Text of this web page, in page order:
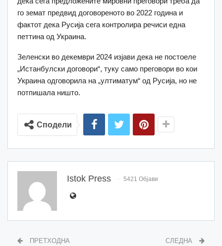
го земат предвид договореното во 2022 година и
фактот дека Русија сега контролира речиси една
петтина од Украина.
Зеленски во декември 2024 изјави дека не постоеле
„Истанбулски договори“, туку само преговори во кои
Украина одговорила на „ултиматум“ од Русија, но не
потпишала ништо.
Сподели
Istok Press 5421 Објави
ПРЕТХОДНА СЛЕДНА